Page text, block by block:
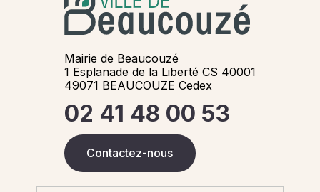
Mairie de Beaucouzé
1 Esplanade de la Liberté CS 40001
49071 BEAUCOUZE Cedex
02 41 48 00 53
Contactez-nous